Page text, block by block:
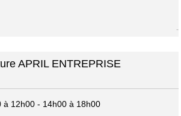
-
APRIL ENTREPRISE
à 12h00 - 14h00 à 18h00